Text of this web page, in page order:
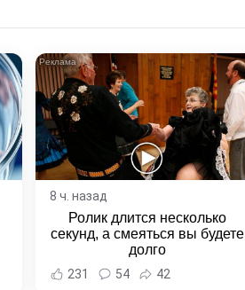
8 ч. назад
Ролик длится несколько
секунд, а смеяться вы будете
долго
231 54 42